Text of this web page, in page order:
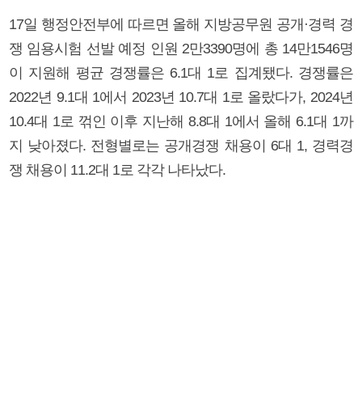
17일 행정안전부에 따르면 올해 지방공무원 공개·경력 경
쟁 임용시험 선발 예정 인원 2만3390명에 총 14만1546명
이 지원해 평균 경쟁률은 6.1대 1로 집계됐다. 경쟁률은
2022년 9.1대 1에서 2023년 10.7대 1로 올랐다가, 2024년
10.4대 1로 꺾인 이후 지난해 8.8대 1에서 올해 6.1대 1까
지 낮아졌다. 전형별로는 공개경쟁 채용이 6대 1, 경력경
쟁 채용이 11.2대 1로 각각 나타났다.